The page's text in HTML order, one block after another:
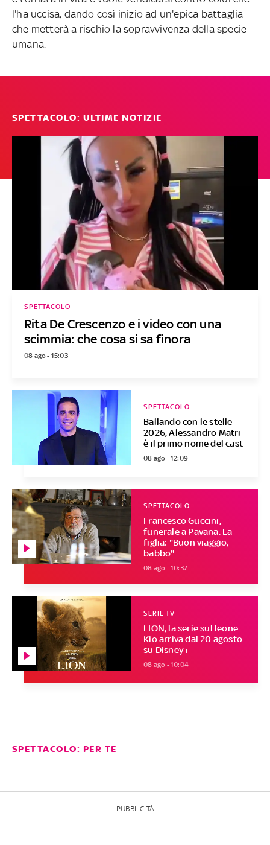
l'ha uccisa, dando così inizio ad un'epica battaglia
che metterà a rischio la sopravvivenza della specie
umana.
SPETTACOLO: ULTIME NOTIZIE
Rita De Crescenzo e i video con una
scimmia: che cosa si sa finora
SPETTACOLO
08 ago - 15:03
Ballando con le stelle
2026, Alessandro Matri
è il primo nome del cast
SPETTACOLO
08 ago - 12:09
Francesco Guccini,
funerale a Pavana. La
figlia: "Buon viaggio,
babbo"
SPETTACOLO
08 ago - 10:37
LION, la serie sul leone
Kio arriva dal 20 agosto
su Disney+
SERIE TV
08 ago - 10:04
SPETTACOLO: PER TE
PUBBLICITÀ